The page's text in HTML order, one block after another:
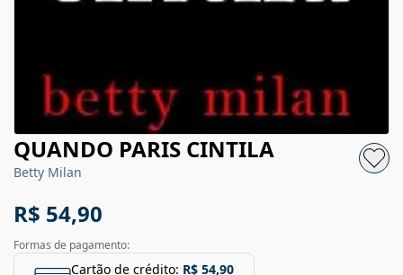
QUANDO PARIS CINTILA
Betty Milan
R$ 54,90
Formas de pagamento:
Cartão de crédito: R$ 54,90